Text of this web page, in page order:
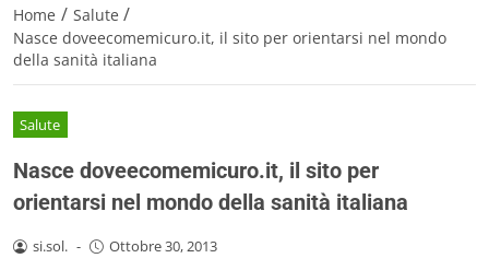
Home / Salute /
Nasce doveecomemicuro.it, il sito per orientarsi nel mondo
della sanità italiana
Salute
Nasce doveecomemicuro.it, il sito per
orientarsi nel mondo della sanità italiana
si.sol. - Ottobre 30, 2013